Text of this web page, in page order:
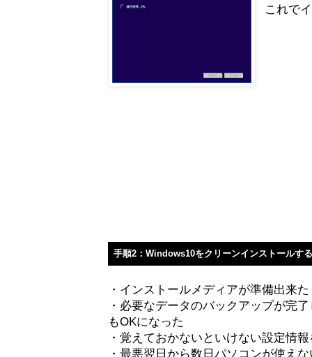
これで
手順2：Windows10をクリーンインストールする
・インストールメディアが準備出来た
・必要なデータのバックアップが完
もOKになった
・覚えておかないといけない設定情
・最悪翌日から数日パソコンが使え